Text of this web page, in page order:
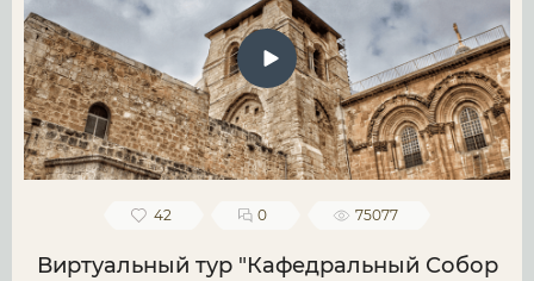
42 0 75077
Виртуальный тур "Кафедральный Собор